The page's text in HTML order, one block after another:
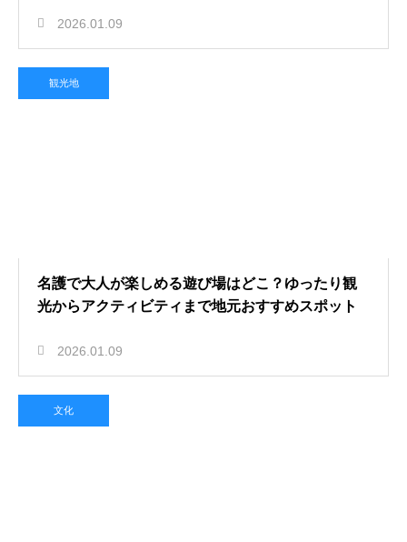
2026.01.09
観光地
名護で大人が楽しめる遊び場はどこ？ゆったり観
光からアクティビティまで地元おすすめスポット
2026.01.09
文化